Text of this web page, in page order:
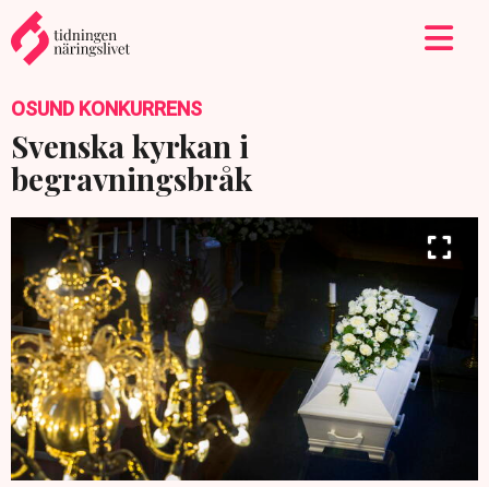
OSUND KONKURRENS
Svenska kyrkan i
begravningsbråk